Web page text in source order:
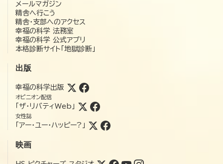
メールマガジン
精舎へ行こう
精舎・支部へのアクセス
幸福の科学 法務室
幸福の科学 公式アプリ
本格診断サイト「地獄診断」
出版
幸福の科学出版
オピニオン配信
「ザ・リバティWeb」
女性誌
「アー・ユー・ハッピー?」
映画